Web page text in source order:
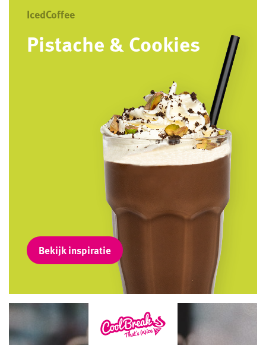
IcedCoffee
Pistache & Cookies
Bekijk inspiratie